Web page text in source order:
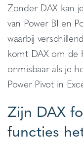
Zonder DAX kan
van Power BI en
waarbij
komt DAX om de
onmisbaar als je
Power Pivot in
Zijn DAX
functies